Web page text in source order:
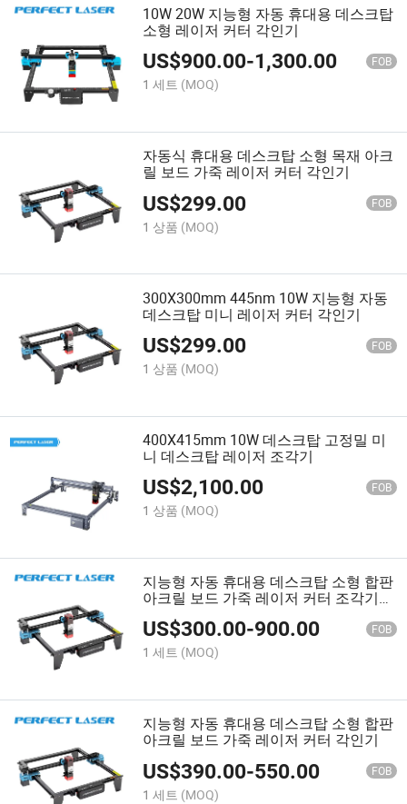
10W 20W 지능형 자동 휴대용 데스크탑
소형 레이저 커터 각인기
US$900.00-1,300.00 FOB
1 세트 (MOQ)
자동식 휴대용 데스크탑 소형 목재 아크
릴 보드 가죽 레이저 커터 각인기
US$299.00 FOB
1 상품 (MOQ)
300X300mm 445nm 10W 지능형 자동
데스크탑 미니 레이저 커터 각인기
US$299.00 FOB
1 상품 (MOQ)
400X415mm 10W 데스크탑 고정밀 미
니 데스크탑 레이저 조각기
US$2,100.00 FOB
1 상품 (MOQ)
지능형 자동 휴대용 데스크탑 소형 합판
아크릴 보드 가죽 레이저 커터 조각기
US$300.00-900.00 FOB
1 세트 (MOQ)
지능형 자동 휴대용 데스크탑 소형 합판
아크릴 보드 가죽 레이저 커터 각인기
US$390.00-550.00 FOB
1 세트 (MOQ)